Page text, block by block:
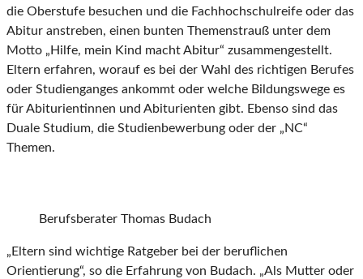
die Oberstufe besuchen und die Fachhochschulreife oder das
Abitur anstreben, einen bunten Themenstrauß unter dem
Motto „Hilfe, mein Kind macht Abitur“ zusammengestellt.
Eltern erfahren, worauf es bei der Wahl des richtigen Berufes
oder Studienganges ankommt oder welche Bildungswege es
für Abiturientinnen und Abiturienten gibt. Ebenso sind das
Duale Studium, die Studienbewerbung oder der „NC“
Themen.
Berufsberater Thomas Budach
„Eltern sind wichtige Ratgeber bei der beruflichen
Orientierung“, so die Erfahrung von Budach. „Als Mutter oder